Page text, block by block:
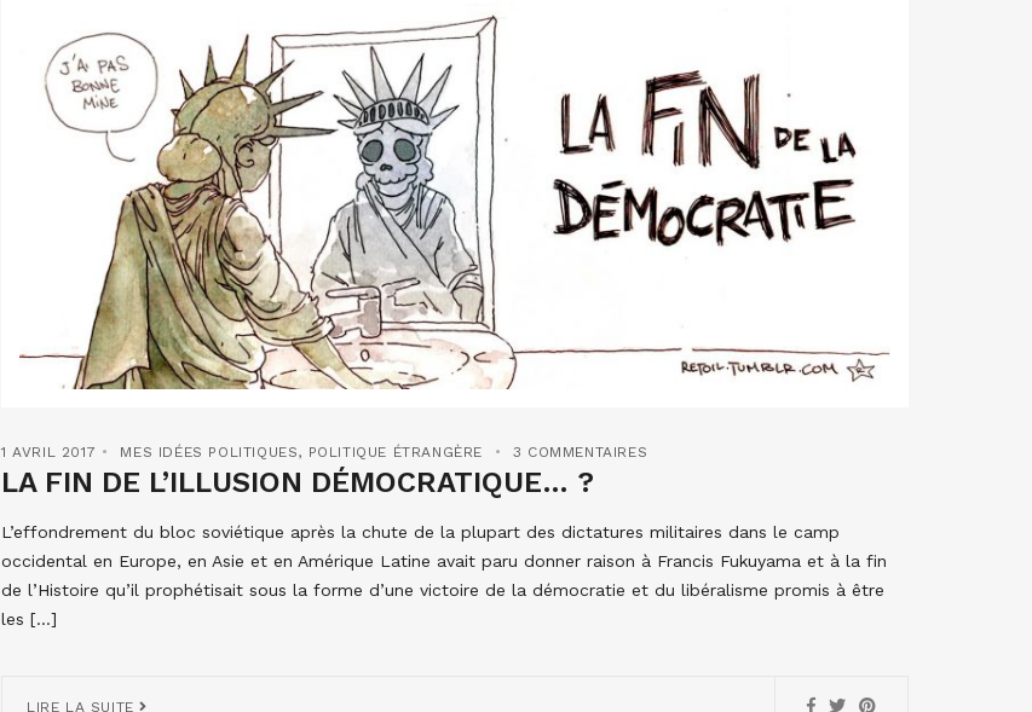
1 AVRIL 2017 MES IDÉES POLITIQUES, POLITIQUE ÉTRANGÈRE 3 COMMENTAIRES
LA FIN DE L’ILLUSION DÉMOCRATIQUE… ?
L’effondrement du bloc soviétique après la chute de la plupart des dictatures militaires dans le camp
occidental en Europe, en Asie et en Amérique Latine avait paru donner raison à Francis Fukuyama et à la fin
de l’Histoire qu’il prophétisait sous la forme d’une victoire de la démocratie et du libéralisme promis à être
les […]
LIRE LA SUITE